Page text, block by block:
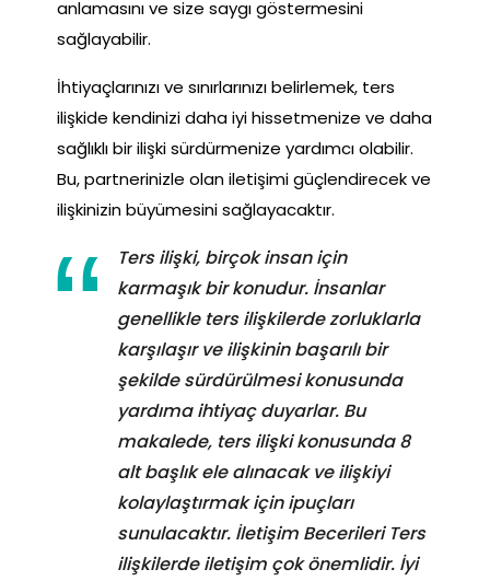
anlamasını ve size saygı göstermesini
sağlayabilir.
İhtiyaçlarınızı ve sınırlarınızı belirlemek, ters
ilişkide kendinizi daha iyi hissetmenize ve daha
sağlıklı bir ilişki sürdürmenize yardımcı olabilir.
Bu, partnerinizle olan iletişimi güçlendirecek ve
ilişkinizin büyümesini sağlayacaktır.
Ters ilişki, birçok insan için
karmaşık bir konudur. İnsanlar
genellikle ters ilişkilerde zorluklarla
karşılaşır ve ilişkinin başarılı bir
şekilde sürdürülmesi konusunda
yardıma ihtiyaç duyarlar. Bu
makalede, ters ilişki konusunda 8
alt başlık ele alınacak ve ilişkiyi
kolaylaştırmak için ipuçları
sunulacaktır. İletişim Becerileri Ters
ilişkilerde iletişim çok önemlidir. İyi